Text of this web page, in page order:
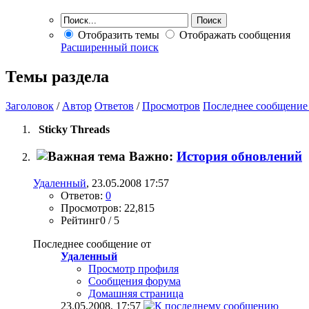
Отобразить темы
Отображать сообщения
Расширенный поиск
Темы раздела
Заголовок / Автор Ответов /Просмотров Последнее сообщение
Sticky Threads
Важно: История обновлений
Удаленный, 23.05.2008 17:57
Ответов: 0
Просмотров: 22,815
Рейтинг0 / 5
Последнее сообщение от
Удаленный
Просмотр профиля
Сообщения форума
Домашняя страница
23.05.2008, 17:57